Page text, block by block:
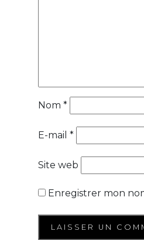
Nom *
E-mail *
Site web
Enregistrer mon